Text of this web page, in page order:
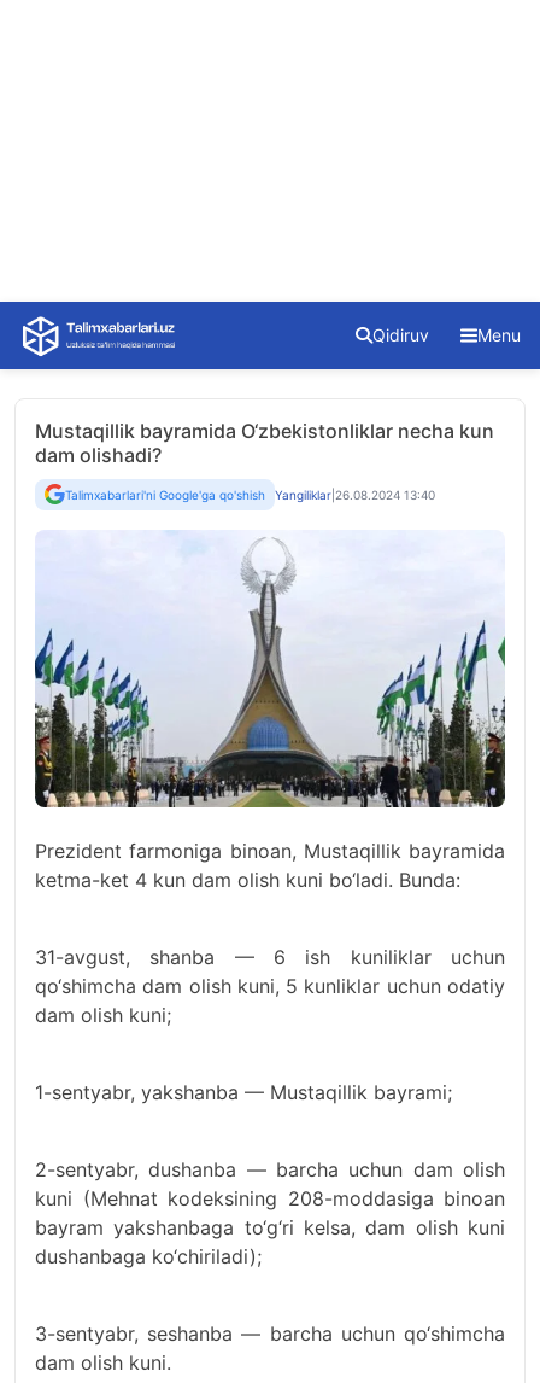
Skip
content
Qidiruv Menu
Mustaqillik bayramida O‘zbekistonliklar necha kun
dam olishadi?
Talimxabarlari'ni Google'ga qo'shish Yangiliklar 26.08.2024 13:40
Prezident farmoniga binoan, Mustaqillik bayramida
ketma-ket 4 kun dam olish kuni bo‘ladi. Bunda:
31-avgust, shanba — 6 ish kuniliklar uchun
qo‘shimcha dam olish kuni, 5 kunliklar uchun odatiy
dam olish kuni;
1-sentyabr, yakshanba — Mustaqillik bayrami;
2-sentyabr, dushanba — barcha uchun dam olish
kuni (Mehnat kodeksining 208-moddasiga binoan
bayram yakshanbaga to‘g‘ri kelsa, dam olish kuni
dushanbaga ko‘chiriladi);
3-sentyabr, seshanba — barcha uchun qo‘shimcha
dam olish kuni.